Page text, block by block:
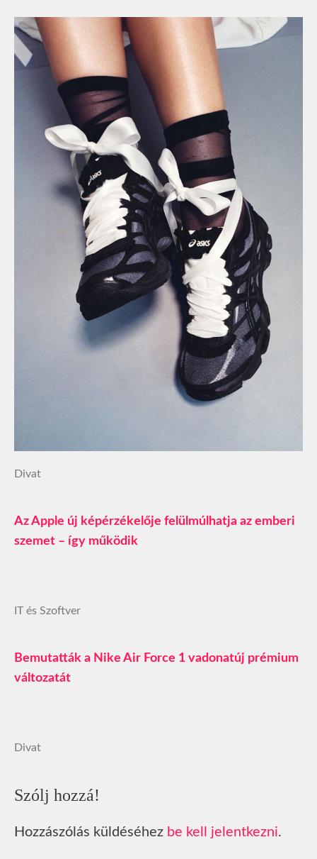
Divat
Az Apple új képérzékelője felülmúlhatja az emberi
szemet – így működik
IT és Szoftver
Bemutatták a Nike Air Force 1 vadonatúj prémium
változatát
Divat
Szólj hozzá!
Hozzászólás küldéséhez be kell jelentkezni.